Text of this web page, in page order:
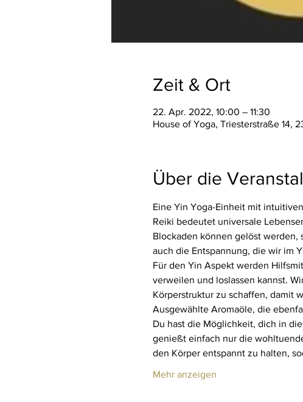
Zeit & Ort
22. Apr. 2022, 10:00 – 11:30
House of Yoga, Triesterstraße 14,
Über die
Eine Yin Yoga-Einheit mit
Reiki bedeutet universale
Blockaden können gelöst werden,
auch die Entspannung, die wir im
Für den Yin Aspekt werden
verweilen und loslassen kannst.
Körperstruktur zu schaffen, damit
Ausgewählte Aromaöle, die
Du hast die Möglichkeit, dich in
genießt einfach nur die
den Körper entspannt zu halten,
Mehr anzeigen